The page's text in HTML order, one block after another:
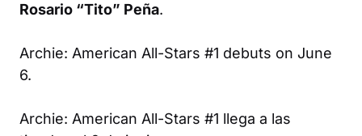
Rosario “Tito” Peña.
Archie: American All-Stars #1 debuts on June
6.
Archie: American All-Stars #1 llega a las